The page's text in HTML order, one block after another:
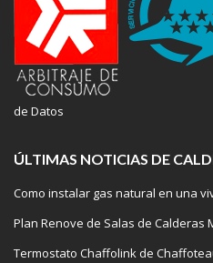
de Datos
ÚLTIMAS NOTICIAS DE
Como instalar gas natural en una
Plan Renove de Salas de Calderas
Termostato Chaffolink de